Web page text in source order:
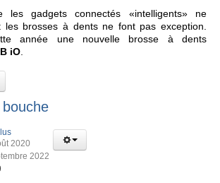
les gadgets connectés «intelligents» ne
les brosses à dents ne font pas exception.
année une nouvelle brosse à dents
iO
2020
2022